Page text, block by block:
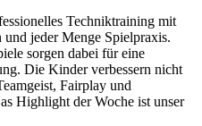
Techniktraining mit
jeder Menge Spielpraxis.
sorgen dabei für eine
Die Kinder verbessern nicht
Fairplay und
Highlight der Woche ist unser